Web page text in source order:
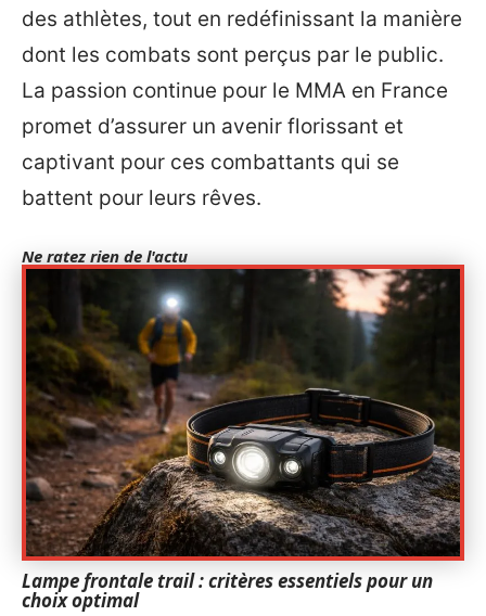
des athlètes, tout en redéfinissant la manière
dont les combats sont perçus par le public.
La passion continue pour le MMA en France
promet d’assurer un avenir florissant et
captivant pour ces combattants qui se
battent pour leurs rêves.
Ne ratez rien de l'actu
Lampe frontale trail : critères essentiels pour un
choix optimal